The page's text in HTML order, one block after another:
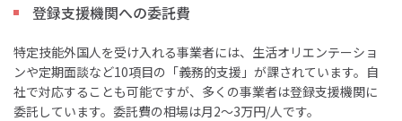
登録支援機関への委託費
特定技能外国人を受け入れる事業者には、生活オリエンテーショ
ンや定期面談など10項目の「義務的支援」が課されています。自
社で対応することも可能ですが、多くの事業者は登録支援機関に
委託しています。委託費の相場は月2〜3万円/人です。